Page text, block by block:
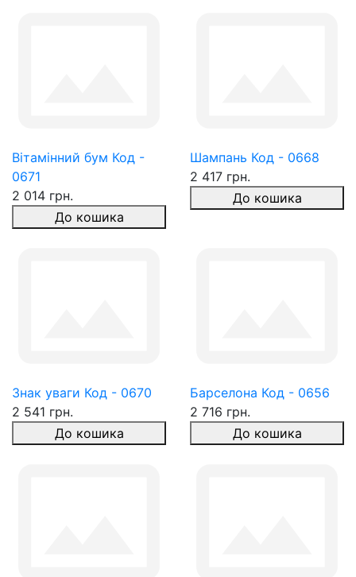
Вітамінний бум Код -
0671
2 014 грн.
До кошика
Шампань Код - 0668
2 417 грн.
До кошика
Знак уваги Код - 0670
2 541 грн.
До кошика
Барселона Код - 0656
2 716 грн.
До кошика